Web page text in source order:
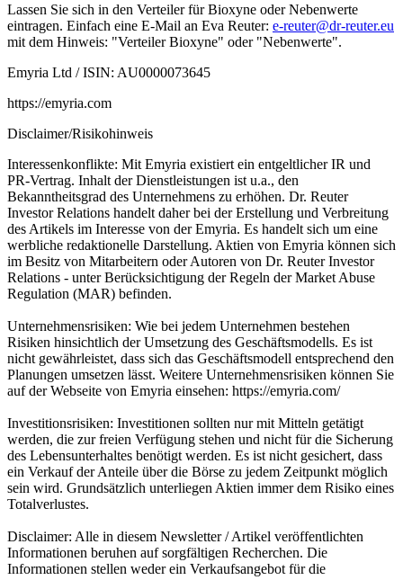
Lassen Sie sich in den Verteiler für Bioxyne oder Nebenwerte
eintragen. Einfach eine E-Mail an Eva Reuter: e-reuter@dr-reuter.eu
mit dem Hinweis: "Verteiler Bioxyne" oder "Nebenwerte".
Emyria Ltd / ISIN: AU0000073645
https://emyria.com
Disclaimer/Risikohinweis
Interessenkonflikte: Mit Emyria existiert ein entgeltlicher IR und
PR-Vertrag. Inhalt der Dienstleistungen ist u.a., den
Bekanntheitsgrad des Unternehmens zu erhöhen. Dr. Reuter
Investor Relations handelt daher bei der Erstellung und Verbreitung
des Artikels im Interesse von der Emyria. Es handelt sich um eine
werbliche redaktionelle Darstellung. Aktien von Emyria können sich
im Besitz von Mitarbeitern oder Autoren von Dr. Reuter Investor
Relations - unter Berücksichtigung der Regeln der Market Abuse
Regulation (MAR) befinden.
Unternehmensrisiken: Wie bei jedem Unternehmen bestehen
Risiken hinsichtlich der Umsetzung des Geschäftsmodells. Es ist
nicht gewährleistet, dass sich das Geschäftsmodell entsprechend den
Planungen umsetzen lässt. Weitere Unternehmensrisiken können Sie
auf der Webseite von Emyria einsehen: https://emyria.com/
Investitionsrisiken: Investitionen sollten nur mit Mitteln getätigt
werden, die zur freien Verfügung stehen und nicht für die Sicherung
des Lebensunterhaltes benötigt werden. Es ist nicht gesichert, dass
ein Verkauf der Anteile über die Börse zu jedem Zeitpunkt möglich
sein wird. Grundsätzlich unterliegen Aktien immer dem Risiko eines
Totalverlustes.
Disclaimer: Alle in diesem Newsletter / Artikel veröffentlichten
Informationen beruhen auf sorgfältigen Recherchen. Die
Informationen stellen weder ein Verkaufsangebot für die